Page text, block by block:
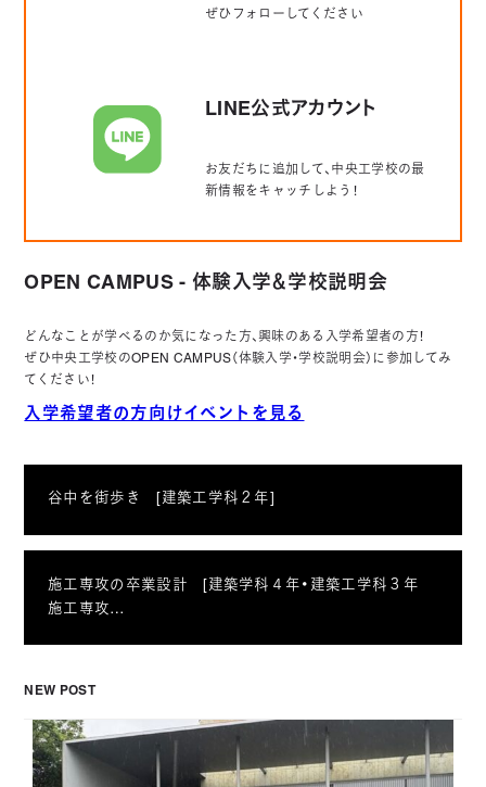
ぜひフォローしてください
LINE公式アカウント
お友だちに追加して、中央工学校の最
新情報をキャッチしよう！
OPEN CAMPUS - 体験入学＆学校説明会
どんなことが学べるのか気になった方、興味のある入学希望者の方！
ぜひ中央工学校のOPEN CAMPUS（体験入学・学校説明会）に参加してみ
てください！
入学希望者の方向けイベントを見る
谷中を街歩き [建築工学科２年]
施工専攻の卒業設計 [建築学科４年・建築工学科３年
施工専攻…
NEW POST